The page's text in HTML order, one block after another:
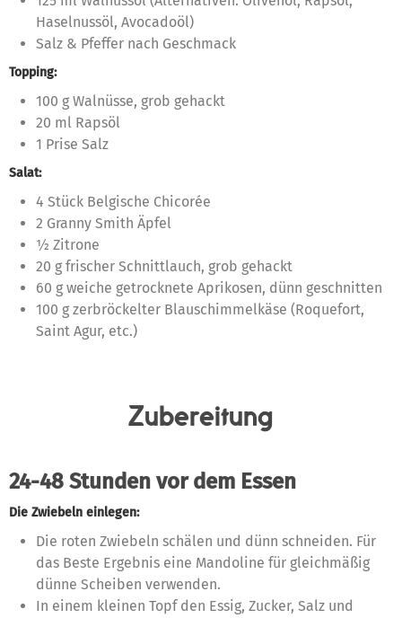
Haselnussöl, Avocadoöl)
Salz & Pfeffer nach Geschmack
Topping:
100 g Walnüsse, grob gehackt
20 ml Rapsöl
1 Prise Salz
Salat:
4 Stück Belgische Chicorée
2 Granny Smith Äpfel
½ Zitrone
20 g frischer Schnittlauch, grob gehackt
60 g weiche getrocknete Aprikosen, dünn geschnitten
100 g zerbröckelter Blauschimmelkäse (Roquefort,
Saint Agur, etc.)
Zubereitung
24-48 Stunden vor dem Essen
Die Zwiebeln einlegen:
Die roten Zwiebeln schälen und dünn schneiden. Für
das Beste Ergebnis eine Mandoline für gleichmäßig
dünne Scheiben verwenden.
In einem kleinen Topf den Essig, Zucker, Salz und